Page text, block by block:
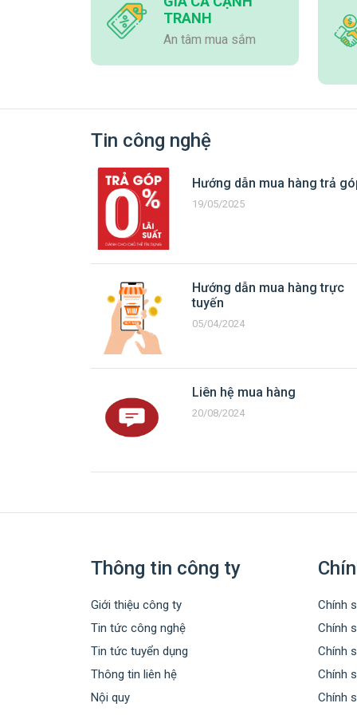
TRANH
An tâm mua sắm
Tin công nghệ
Hướng dẫn mua hàng trả
19/05/2025
Hướng dẫn mua hàng trực
tuyến
05/04/2024
Liên hệ mua hàng
20/08/2024
Thông tin công ty
Giới thiệu công ty
Tin tức công nghệ
Tin tức tuyển dụng
Thông tin liên hệ
Nội quy
Chính
Chính
Chính
Chính
Chính